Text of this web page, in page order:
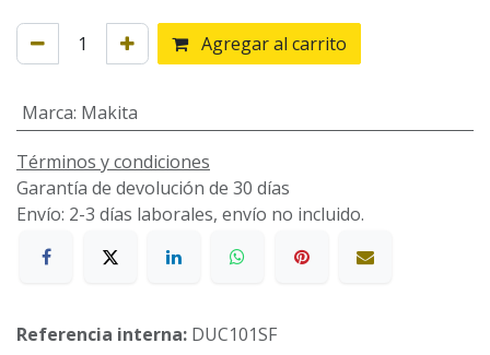
Agregar al carrito
Marca: Makita
Términos y condiciones
Garantía de devolución de 30 días
Envío: 2-3 días laborales, envío no incluido.
Referencia interna: DUC101SF